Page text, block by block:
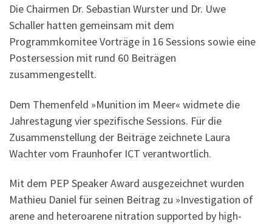
Die Chairmen Dr. Sebastian Wurster und Dr. Uwe
Schaller hatten gemeinsam mit dem
Programmkomitee Vorträge in 16 Sessions sowie eine
Postersession mit rund 60 Beiträgen
zusammengestellt.
Dem Themenfeld »Munition im Meer« widmete die
Jahrestagung vier spezifische Sessions. Für die
Zusammenstellung der Beiträge zeichnete Laura
Wachter vom Fraunhofer ICT verantwortlich.
Mit dem PEP Speaker Award ausgezeichnet wurden
Mathieu Daniel für seinen Beitrag zu »Investigation of
arene and heteroarene nitration supported by high-